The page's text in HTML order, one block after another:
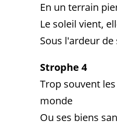
En un terrain
Le soleil vient,
Sous l'ardeur de
Strophe 4
Trop souvent
monde
Ou ses biens